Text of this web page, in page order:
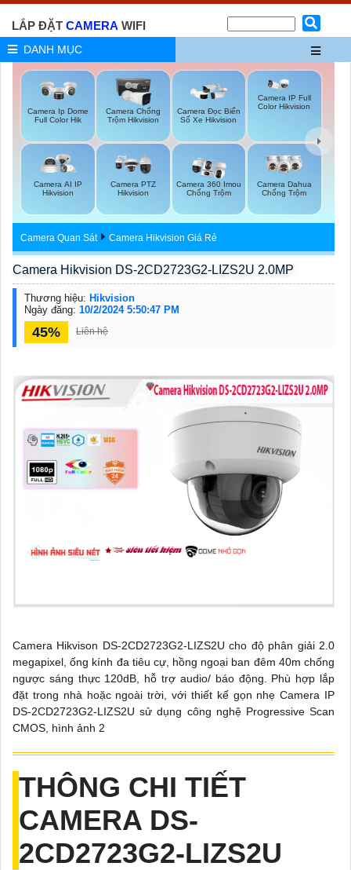
LẮP ĐẶT CAMERA WIFI
DANH MỤC
Camera Ip Dome
Full Color Hik
Camera Chống
Trộm Hikvision
Camera Đọc Biển
Số Xe Hikvision
Camera IP Full
Color Hikvision
Camera AI IP
Hikvision
Camera PTZ
Hikvision
Camera 360 Imou
Chống Trộm
Camera Dahua
Chống Trộm
Camera Quan Sát Camera Hikvision Giá Rẻ
Camera Hikvision DS-2CD2723G2-LIZS2U 2.0MP
Thương hiệu: Hikvision
Ngày đăng: 10/2/2024 5:50:47 PM
45% Liên hệ
Camera Hikvison DS-2CD2723G2-LIZS2U cho độ phân giải 2.0
megapixel, ống kính đa tiêu cự, hồng ngoại ban đêm 40m chống
ngược sáng thực 120dB, hỗ trợ audio/ báo động. Phù hợp lắp
đặt trong nhà hoặc ngoài trời, với thiết kế gọn nhẹ Camera IP
DS-2CD2723G2-LIZS2U sử dụng công nghệ Progressive Scan
CMOS, hình ảnh 2
THÔNG CHI TIẾT
CAMERA DS-
2CD2723G2-LIZS2U